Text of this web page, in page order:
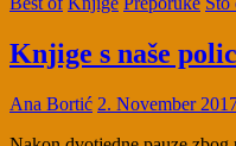
Knjige s naše
Ana Bortić 2. November